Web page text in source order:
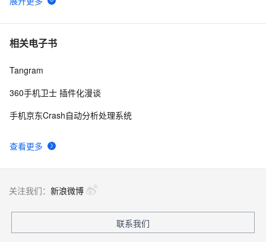
6
电话号码正则表达式 代码 javascript+html,JS正则表达
7 乐视欠款门继续发酵，传高通和MTK暂停向乐视手机供
8 手机淘宝短视频业务「哇哦视频」迁移上 FaaS 笔记公开
拍照入围MWC最佳演员
相关电子书
查看更多
Tangram
360手机卫士 插件化漫谈
手机京东Crash自动分析处理系统
关注我们： 新浪微博
联系我们